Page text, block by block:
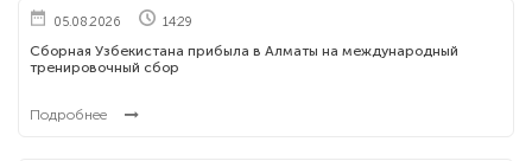
05.08.2026 14:29
Сборная Узбекистана прибыла в Алматы на международный
тренировочный сбор
Подробнее